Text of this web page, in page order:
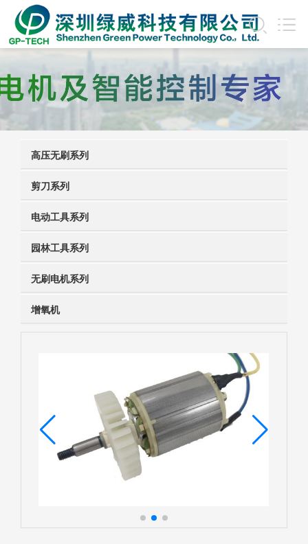
高压无刷系列
剪刀系列
电动工具系列
园林工具系列
无刷电机系列
增氧机